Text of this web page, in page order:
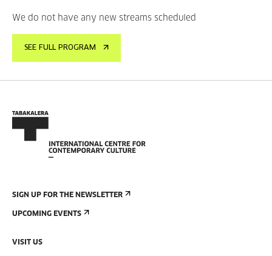
We do not have any new streams scheduled
SEE FULL PROGRAM
SIGN UP FOR THE NEWSLETTER
UPCOMING EVENTS
VISIT US